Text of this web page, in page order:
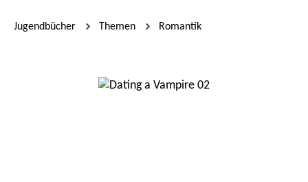
Jugendbücher Themen Romantik
Bildergalerie überspringen